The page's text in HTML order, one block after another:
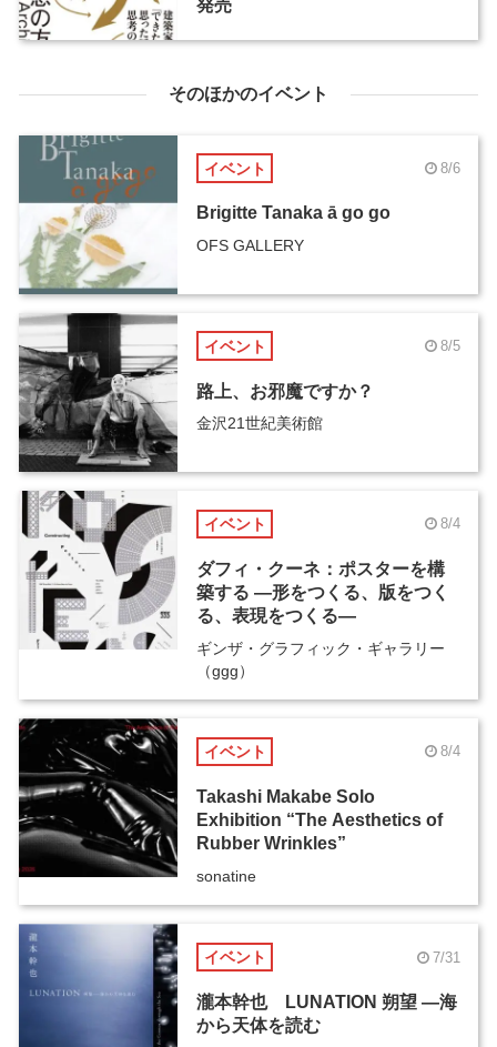
発売
そのほかのイベント
イベント 8/6
Brigitte Tanaka ā go go
OFS GALLERY
イベント 8/5
路上、お邪魔ですか？
金沢21世紀美術館
イベント 8/4
ダフィ・クーネ：ポスターを構
築する ―形をつくる、版をつく
る、表現をつくる―
ギンザ・グラフィック・ギャラリー
（ggg）
イベント 8/4
Takashi Makabe Solo
Exhibition “The Aesthetics of
Rubber Wrinkles”
sonatine
イベント 7/31
瀧本幹也 LUNATION 朔望 ―海
から天体を読む